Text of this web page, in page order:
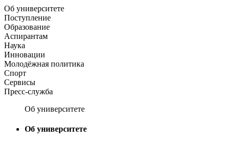
Об университете
Поступление
Образование
Аспирантам
Наука
Инновации
Молодёжная политика
Спорт
Сервисы
Пресс-служба
Об университете
Об университете